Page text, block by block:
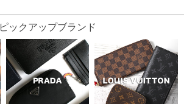
ピックアップブランド